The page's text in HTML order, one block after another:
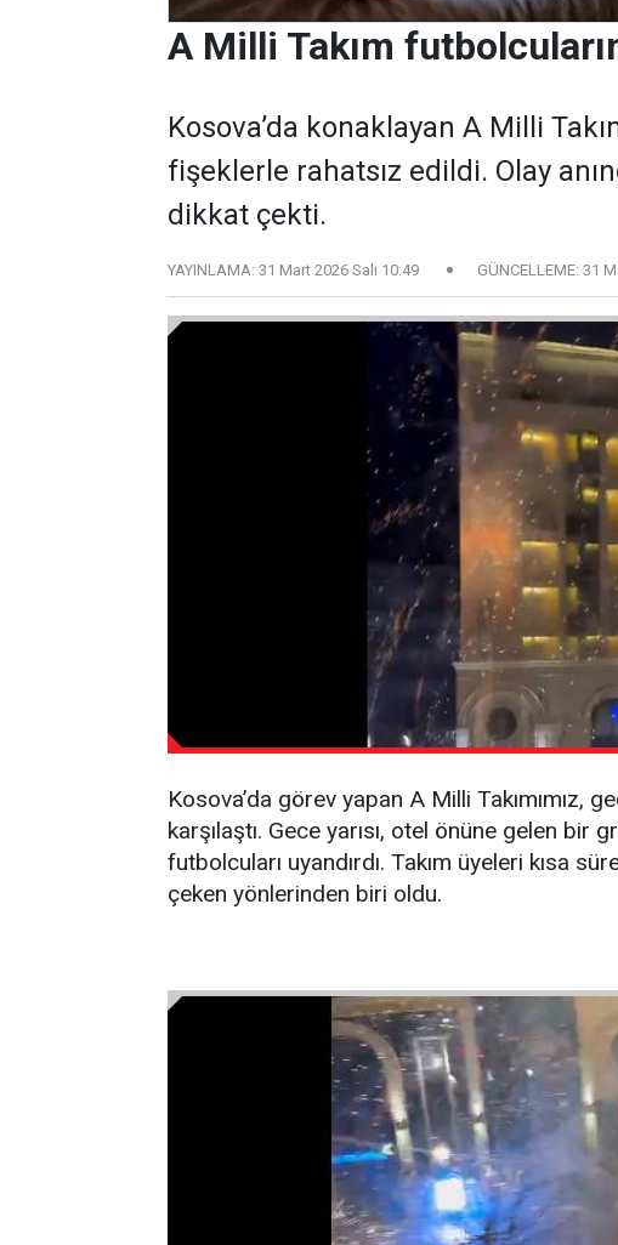
A Milli Takım
Kosova’da konaklayan A Milli
fişeklerle rahatsız edildi. Olay
dikkat çekti.
YAYINLAMA: 31 Mart 2026 Salı 10:49 GÜNCELLEME: 31
Kosova’da görev yapan A Milli Takımımız,
karşılaştı. Gece yarısı, otel önüne gelen
futbolcuları uyandırdı. Takım üyeleri kısa
çeken yönlerinden biri oldu.